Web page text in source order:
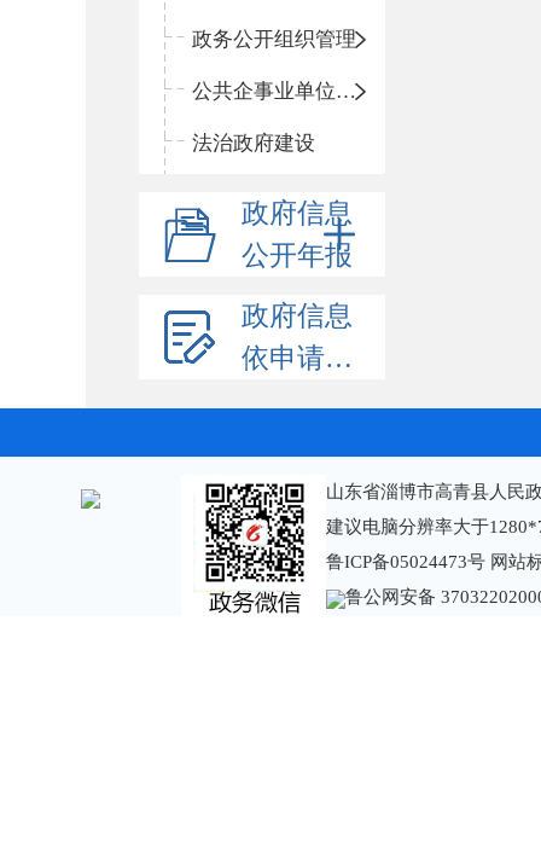
政务公开组织管理
公共企事业单位信息公开
法治政府建设
政府信息
公开年报
政府信息
依申请公开
山东省淄博市高青县人民
建议电脑分辨率大于
鲁ICP备05024473号 网站
鲁公网安备